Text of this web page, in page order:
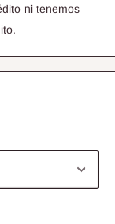
ni tenemos